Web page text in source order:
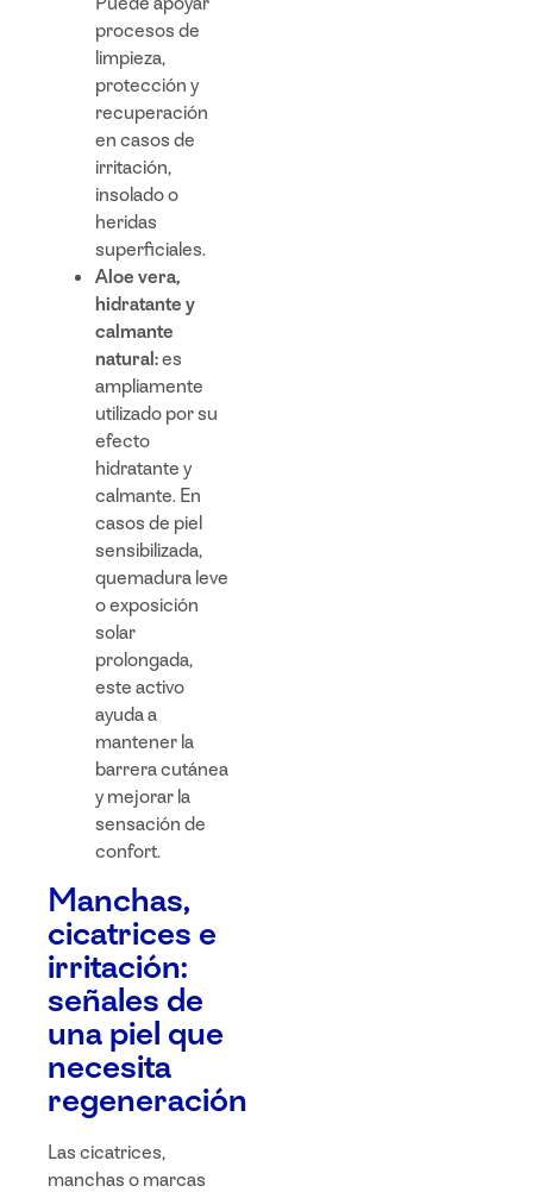
procesos de
limpieza,
protección y
recuperación
en casos de
irritación,
insolado o
heridas
superficiales.
Aloe vera,
hidratante y
calmante
natural:es
ampliamente
utilizado por su
efecto
hidratante y
calmante. En
casos de piel
sensibilizada,
quemadura leve
o exposición
solar
prolongada,
este activo
ayuda a
mantener la
barrera cutánea
y mejorar la
sensación de
confort.
Manchas,
cicatrices e
irritación:
señales de
una piel que
necesita
regeneración
Las cicatrices,
manchas o marcas